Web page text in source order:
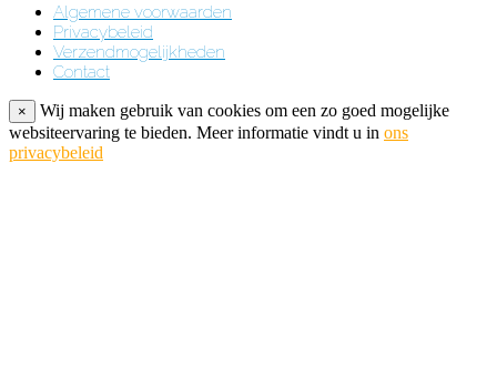
Algemene voorwaarden
Privacybeleid
Verzendmogelijkheden
Contact
×
Wij maken gebruik van cookies om een zo goed mogelijke
websiteervaring te bieden. Meer informatie vindt u in ons
privacybeleid